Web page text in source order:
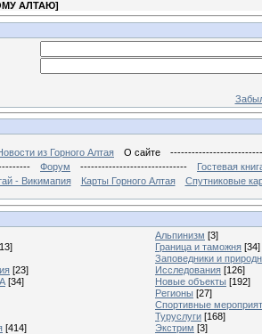
АЛТАЮ]
из Горного Алтая О сайте
Форум ------------------------------
Гостевая
- Викимапия
Карты Горного Алтая Спутниковые
Альпинизм [3]
Граница и таможня [34]
Заповедники и
[23] Исследования [126]
[34] Новые объекты [192]
Регионы [27]
Спортивные
Туруслуги [168]
[414] Экстрим [3]